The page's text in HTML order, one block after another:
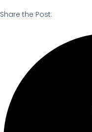
Share the Post: